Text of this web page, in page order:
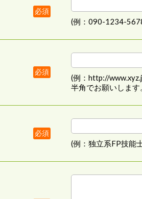
必須
(例：090-1234-
必須
(例：http://
半角でお願いします
必須
(例：独立系FP技能